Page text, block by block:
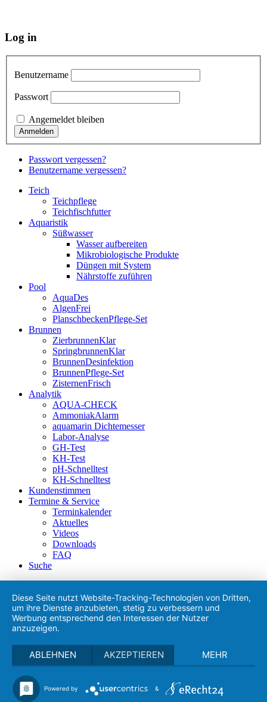
Log in
Benutzername
Passwort
Angemeldet bleiben
Passwort vergessen?
Benutzername vergessen?
Teich
Teichpflege
Teichfischfutter
Aquaristik
Süßwasser
Wasser aufbereiten
Mikrobiologische Produkte
Düngen mit System
Nährstoffe zuführen
Pool
AquaDes
AlgenFrei
PlanschbeckenPflege-Set
Brunnen
ZierbrunnenKlar
SpringbrunnenKlar
BrunnenDesinfektion
BrunnenPflege-Set
ZisternenFrisch
Analytik
AQUA-CHECK
AmmoniakAlarm
aquamarin Dichtemesser
Labor-Analyse
GH-Test
KH-Test
pH-Schnelltest
KH-Schnelltest
Kundenstimmen
Termine & Service
Terminkalender
Aktuelles
Videos
Downloads
FAQ
Suche
Diese Seite nutzt Website-Tracking-Technologien von Dritten,
um ihre Dienste anzubieten, stetig zu verbessern und
Werbung entsprechend den Interessen der Nutzer
anzuzeigen.
ABLEHNEN AKZEPTIEREN MEHR
Powered by &